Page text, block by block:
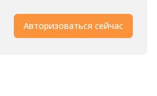
Авторизоваться сейчас